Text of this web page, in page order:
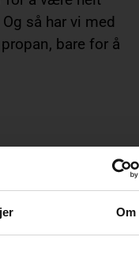
Om
så har vi med
bare for å